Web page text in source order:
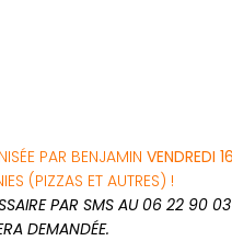
PAR BENJAMIN VENDREDI
(PIZZAS ET AUTRES) !
PAR SMS AU 06 22
DEMANDÉE.